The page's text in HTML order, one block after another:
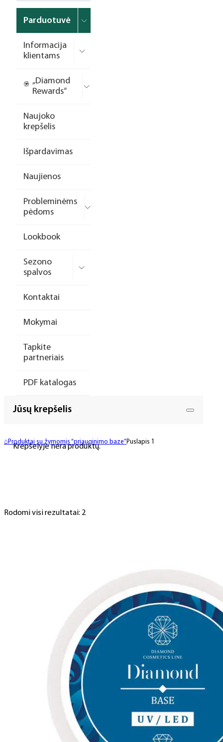
Parduotuvė
Informacija
klientams
„Diamond
Rewards“
Naujoko
krepšelis
Išpardavimas
Naujienos
Probleminėms
pėdoms
Lookbook
Sezono
spalvos
Kontaktai
Mokymai
Tapkite
partneriais
PDF katalogas
Jūsų krepšelis
Krepšelyje nėra produktų.
⌂ Produktai su žymomis “priauginimo baze” Puslapis 1
Rodomi visi rezultatai: 2